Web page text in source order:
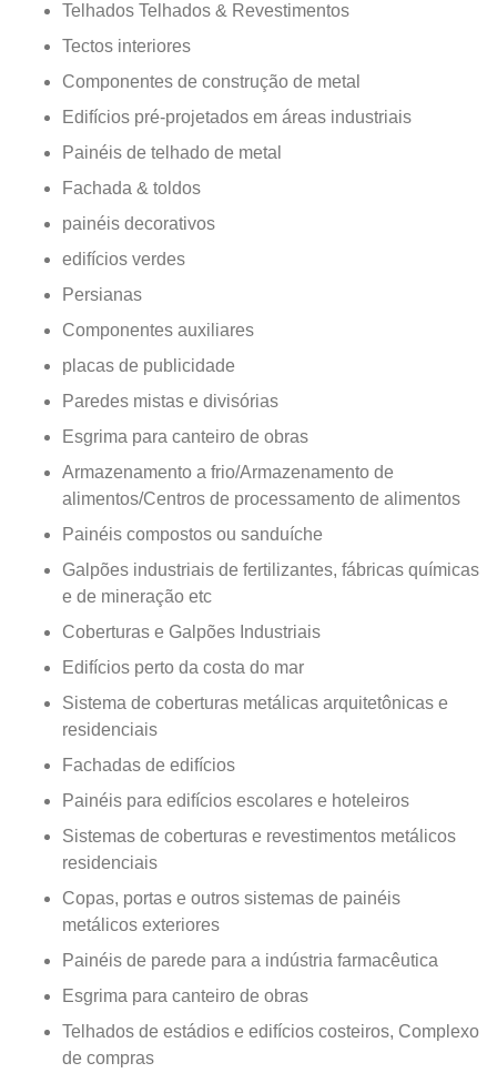
Telhados Telhados & Revestimentos
Tectos interiores
Componentes de construção de metal
Edifícios pré-projetados em áreas industriais
Painéis de telhado de metal
Fachada & toldos
painéis decorativos
edifícios verdes
Persianas
Componentes auxiliares
placas de publicidade
Paredes mistas e divisórias
Esgrima para canteiro de obras
Armazenamento a frio/Armazenamento de
alimentos/Centros de processamento de alimentos
Painéis compostos ou sanduíche
Galpões industriais de fertilizantes, fábricas químicas
e de mineração etc
Coberturas e Galpões Industriais
Edifícios perto da costa do mar
Sistema de coberturas metálicas arquitetônicas e
residenciais
Fachadas de edifícios
Painéis para edifícios escolares e hoteleiros
Sistemas de coberturas e revestimentos metálicos
residenciais
Copas, portas e outros sistemas de painéis
metálicos exteriores
Painéis de parede para a indústria farmacêutica
Esgrima para canteiro de obras
Telhados de estádios e edifícios costeiros, Complexo
de compras